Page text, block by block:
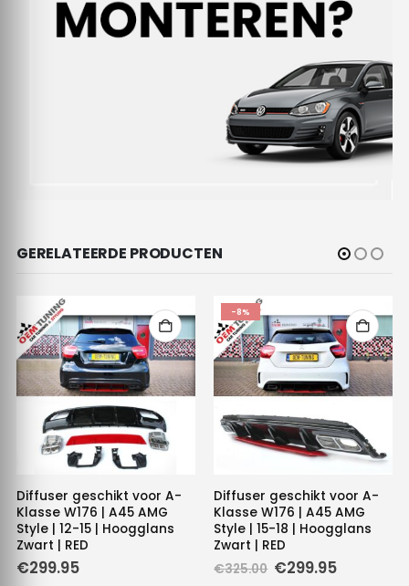
GERELATEERDE PRODUCTEN
Diffuser geschikt voor A-
Klasse W176 | A45 AMG
Style | 12-15 | Hoogglans
Zwart | RED
€299.95
-8%
Diffuser geschikt voor A-
Klasse W176 | A45 AMG
Style | 15-18 | Hoogglans
Zwart | RED
€325.00 Oorspronkelijke
€299.95Huidige